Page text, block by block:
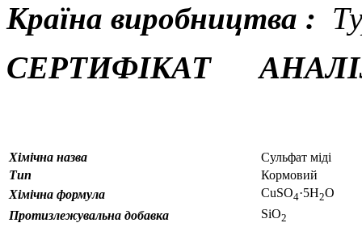
Країна виробництва :
СЕРТИФІКАТ
Хімічна назва
Сульфат міді
Тип
Кормовий
Хімічна формула
CuSO4·5H2O
Протизлежувальна добавка
SiO2